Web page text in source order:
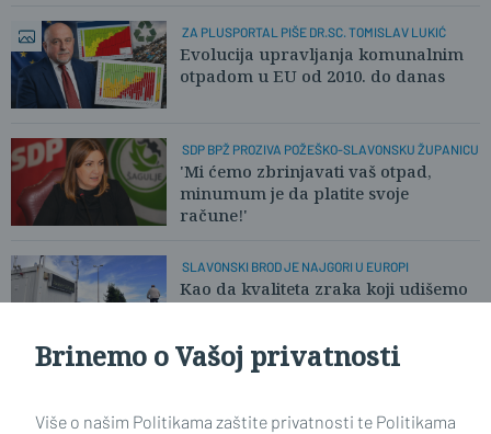
ZA PLUSPORTAL PIŠE DR.SC. TOMISLAV LUKIĆ
Evolucija upravljanja komunalnim
otpadom u EU od 2010. do danas
SDP BPŽ PROZIVA POŽEŠKO-SLAVONSKU ŽUPANICU
'Mi ćemo zbrinjavati vaš otpad,
minumum je da platite svoje
račune!'
SLAVONSKI BROD JE NAJGORI U EUROPI
Kao da kvaliteta zraka koji udišemo
Brinemo o Vašoj privatnosti
Više o našim Politikama zaštite privatnosti te Politikama